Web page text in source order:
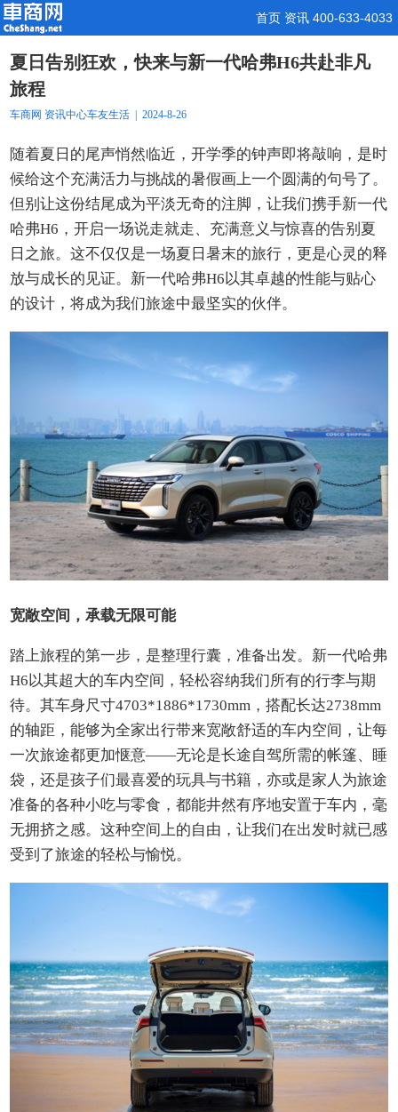
首页 资讯 400-633-4033
夏日告别狂欢，快来与新一代哈弗H6共赴非凡
旅程
车商网 资讯中心车友生活 | 2024-8-26
随着夏日的尾声悄然临近，开学季的钟声即将敲响，是时
候给这个充满活力与挑战的暑假画上一个圆满的句号了。
但别让这份结尾成为平淡无奇的注脚，让我们携手新一代
哈弗H6，开启一场说走就走、充满意义与惊喜的告别夏
日之旅。这不仅仅是一场夏日暑末的旅行，更是心灵的释
放与成长的见证。新一代哈弗H6以其卓越的性能与贴心
的设计，将成为我们旅途中最坚实的伙伴。
宽敞空间，承载无限可能
踏上旅程的第一步，是整理行囊，准备出发。新一代哈弗
H6以其超大的车内空间，轻松容纳我们所有的行李与期
待。其车身尺寸4703*1886*1730mm，搭配长达2738mm
的轴距，能够为全家出行带来宽敞舒适的车内空间，让每
一次旅途都更加惬意——无论是长途自驾所需的帐篷、睡
袋，还是孩子们最喜爱的玩具与书籍，亦或是家人为旅途
准备的各种小吃与零食，都能井然有序地安置于车内，毫
无拥挤之感。这种空间上的自由，让我们在出发时就已感
受到了旅途的轻松与愉悦。